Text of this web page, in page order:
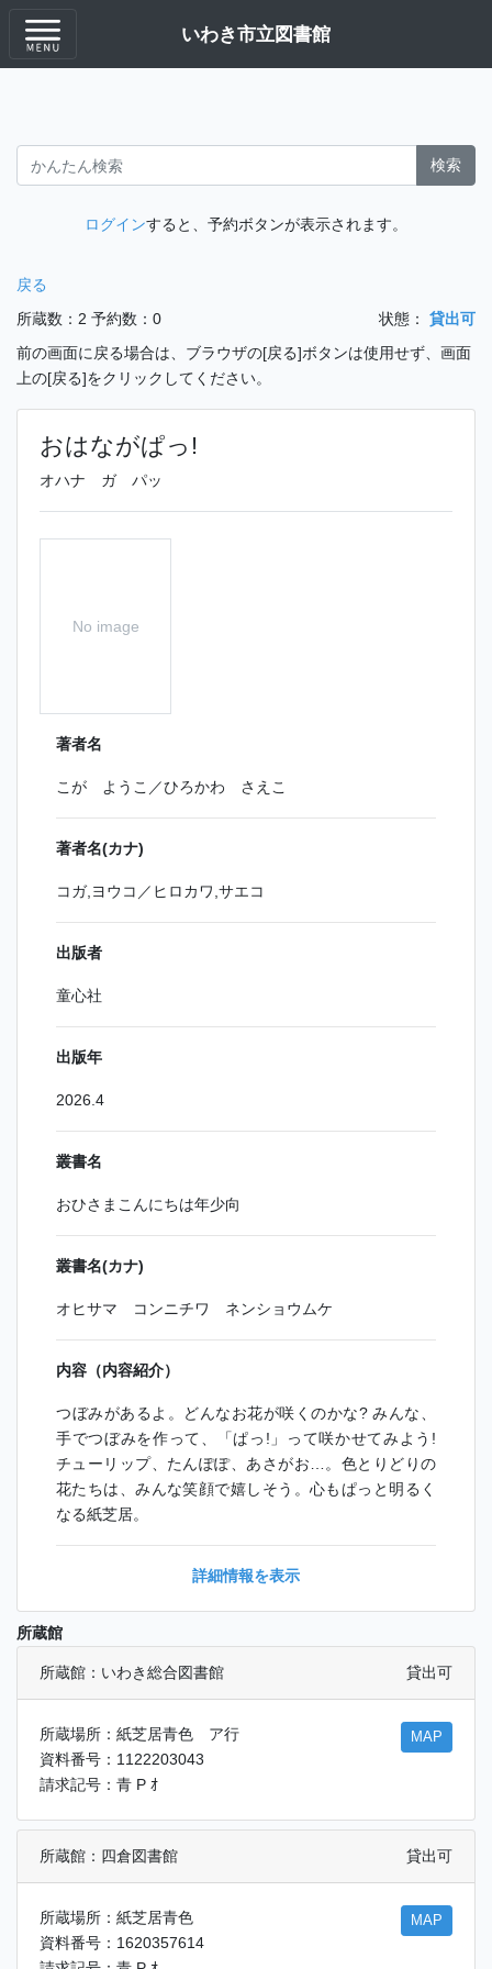
いわき市立図書館
検索
ログインすると、予約ボタンが表示されます。
戻る
所蔵数：2 予約数：0 状態：
貸出可
前の画面に戻る場合は、ブラウザの[戻る]ボタンは使用せず、画面
上の[戻る]をクリックしてください。
おはながぱっ!
オハナ ガ パッ
No image
著者名
こが ようこ／ひろかわ さえこ
著者名(カナ)
コガ,ヨウコ／ヒロカワ,サエコ
出版者
童心社
出版年
2026.4
叢書名
おひさまこんにちは年少向
叢書名(カナ)
オヒサマ コンニチワ ネンショウムケ
内容（内容紹介）
つぼみがあるよ。どんなお花が咲くのかな? みんな、
手でつぼみを作って、「ぱっ!」って咲かせてみよう!
チューリップ、たんぽぽ、あさがお…。色とりどりの
花たちは、みんな笑顔で嬉しそう。心もぱっと明るく
なる紙芝居。
詳細情報を表示
所蔵館
所蔵館：いわき総合図書館 貸出可
所蔵場所：紙芝居青色 ア行
資料番号：1122203043
請求記号：青 P ｵ
MAP
所蔵館：四倉図書館 貸出可
所蔵場所：紙芝居青色
資料番号：1620357614
MAP